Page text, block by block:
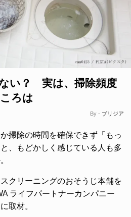
い？ 実は、掃除頻度
ろは
By - ブリジア
掃除の時間を確保できず「もっ
、もどかしく感じている人も多
クリーニングのおそうじ本舗を
ライフパートナーカンパニー
取材。